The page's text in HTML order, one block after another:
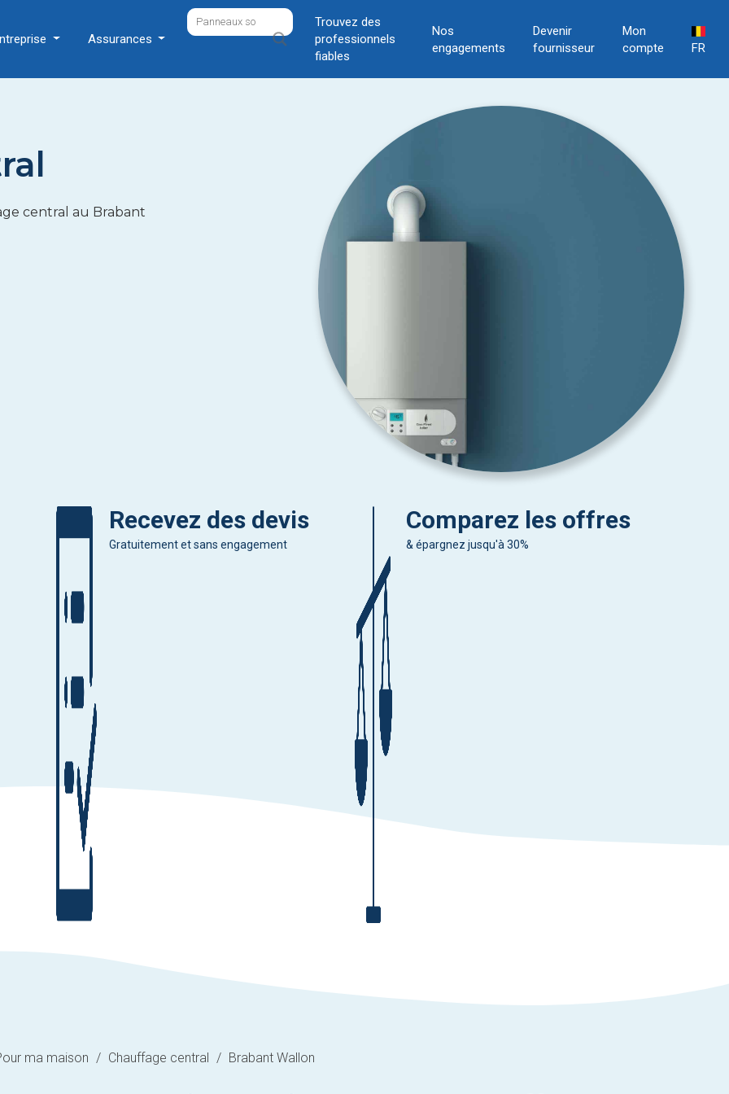
Assurances
Trouvez des
professionnels
fiables
Nos
engagements
Devenir
fournisseur
Mon
compte
FR
central au Brabant
Recevez des devis
Gratuitement et sans engagement
Comparez les offres
& épargnez jusqu'à 30%
ma maison / Chauffage central / Brabant Wallon